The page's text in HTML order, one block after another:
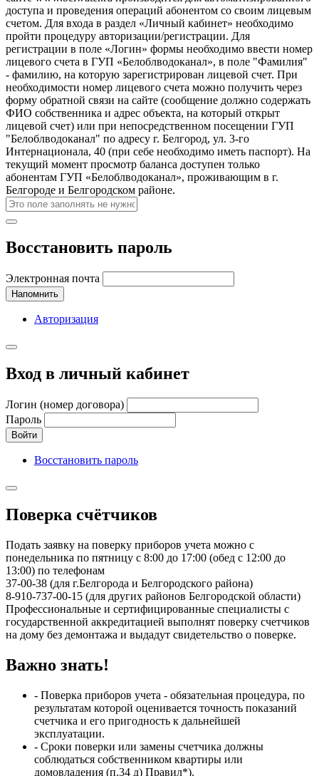
доступа и проведения операций абонентом со своим лицевым
счетом. Для входа в раздел «Личный кабинет» необходимо
пройти процедуру авторизации/регистрации. Для
регистрации в поле «Логин» формы необходимо ввести номер
лицевого счета в ГУП «Белоблводоканал», в поле "Фамилия"
- фамилию, на которую зарегистрирован лицевой счет. При
необходимости номер лицевого счета можно получить через
форму обратной связи на сайте (сообщение должно содержать
ФИО собственника и адрес объекта, на который открыт
лицевой счет) или при непосредственном посещении ГУП
"Белоблводоканал" по адресу г. Белгород, ул. 3-го
Интернационала, 40 (при себе необходимо иметь паспорт). На
текущий момент просмотр баланса доступен только
абонентам ГУП «Белоблводоканал», проживающим в г.
Белгороде и Белгородском районе.
Восстановить пароль
Электронная почта
Напомнить
Авторизация
Вход в личный кабинет
Логин (номер договора)
Пароль
Войти
Восстановить пароль
Поверка счётчиков
Подать заявку на поверку приборов учета можно с
понедельника по пятницу с 8:00 до 17:00 (обед с 12:00 до
13:00) по телефонам
37-00-38 (для г.Белгорода и Белгородского района)
8-910-737-00-15 (для других районов Белгородской области)
Профессиональные и сертифицированные специалисты с
государственной аккредитацией выполнят поверку счетчиков
на дому без демонтажа и выдадут свидетельство о поверке.
Важно знать!
- Поверка приборов учета - обязательная процедура, по
результатам которой оценивается точность показаний
счетчика и его пригодность к дальнейшей
эксплуатации.
- Сроки поверки или замены счетчика должны
соблюдаться собственником квартиры или
домовладения (п.34 д) Правил*).